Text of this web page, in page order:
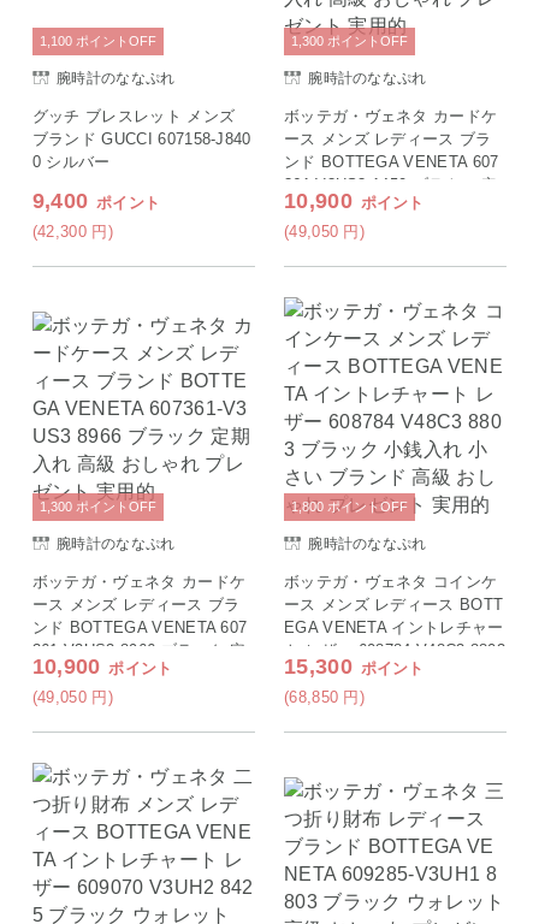
腕時計のななぷれ
グッチ ブレスレット メンズ
ブランド GUCCI 607158-J840
0 シルバー
9,400 ポイント
(42,300 円)
1,100 ポイント OFF
腕時計のななぷれ
ボッテガ・ヴェネタ カードケ
ース メンズ レディース ブラ
ンド BOTTEGA VENETA 607
361-V3US3 1450 ブラウン 定
期入れ 高級 おしゃれ プレゼ
ント 実用的
10,900 ポイント
(49,050 円)
1,300 ポイント OFF
腕時計のななぷれ
ボッテガ・ヴェネタ カードケ
ース メンズ レディース ブラ
ンド BOTTEGA VENETA 607
361-V3US3 8966 ブラック 定
期入れ 高級 おしゃれ プレゼ
ント 実用的
10,900 ポイント
(49,050 円)
1,300 ポイント OFF
腕時計のななぷれ
ボッテガ・ヴェネタ コインケ
ース メンズ レディース BOTT
EGA VENETA イントレチャー
ト レザー 608784 V48C3 8803
ブラック 小銭入れ 小さい ブ
ランド 高級 おしゃれ プレゼ
15,300 ポイント
(68,850 円)
1,800 ポイントOFF